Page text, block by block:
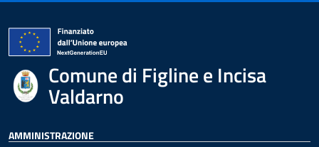
Comune di Figline e Incisa
Valdarno
AMMINISTRAZIONE